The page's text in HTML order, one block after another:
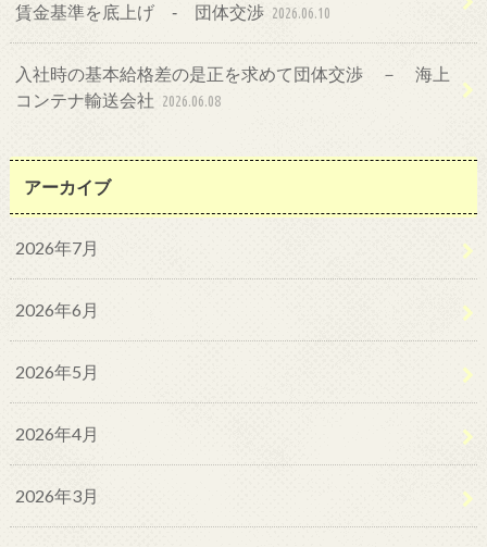
賃金基準を底上げ ‐ 団体交渉 2026.06.10
入社時の基本給格差の是正を求めて団体交渉 － 海上
コンテナ輸送会社 2026.06.08
アーカイブ
2026年7月
2026年6月
2026年5月
2026年4月
2026年3月